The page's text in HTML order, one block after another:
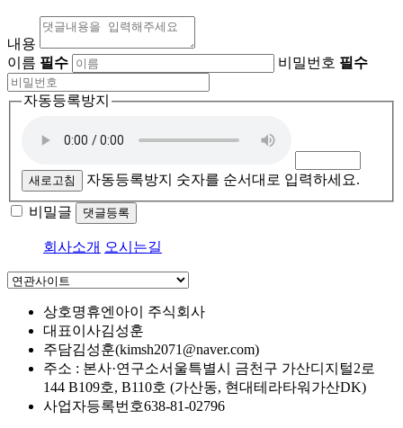
내용
이름 필수 비밀번호 필수
자동등록방지
새로고침 자동등록방지 숫자를 순서대로 입력하세요.
비밀글 댓글등록
회사소개 오시는길
상호명휴엔아이 주식회사
대표이사김성훈
주담김성훈(kimsh2071@naver.com)
주소 : 본사·연구소서울특별시 금천구 가산디지털2로
144 B109호, B110호 (가산동, 현대테라타워가산DK)
사업자등록번호638-81-02796